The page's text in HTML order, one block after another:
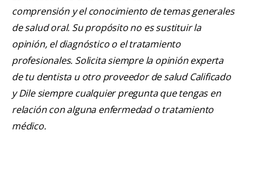
comprensión y el conocimiento de temas generales
de salud oral. Su propósito no es sustituir la
opinión, el diagnóstico o el tratamiento
profesionales. Solicita siempre la opinión experta
de tu dentista u otro proveedor de salud Calificado
y Dile siempre cualquier pregunta que tengas en
relación con alguna enfermedad o tratamiento
médico.